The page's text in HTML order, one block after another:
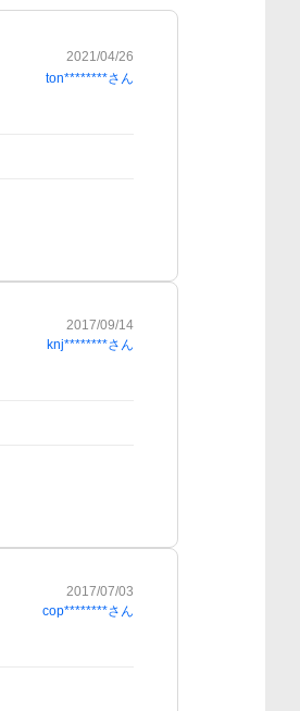
2021/04/26
ton********さん
2017/09/14
knj********さん
2017/07/03
cop********さん